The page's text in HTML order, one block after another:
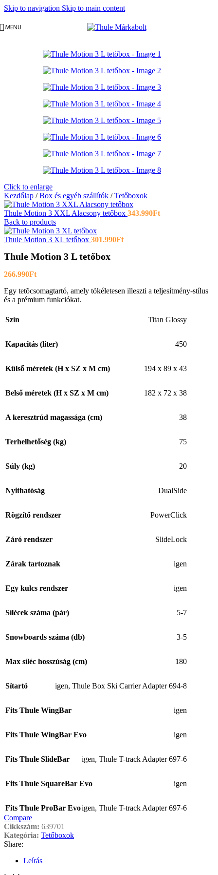
Skip to navigation Skip to main content
MENU
Click to enlarge
Kezdőlap / Box és egyéb szállítók / Tetőboxok
Thule Motion 3 XXL Alacsony tetőbox 343.990Ft
Back to products
Thule Motion 3 XL tetőbox 301.990Ft
Thule Motion 3 L tetőbox
266.990Ft
Egy tetõcsomagtartó, amely tökéletesen illeszti a teljesítmény-stílus
és a prémium funkciókat.
Szín Titan Glossy
Kapacitás (liter) 450
Külső méretek (H x SZ x M cm) 194 x 89 x 43
Belső méretek (H x SZ x M cm) 182 x 72 x 38
A keresztrúd magassága (cm) 38
Terhelhetőség (kg) 75
Súly (kg) 20
Nyithatóság DualSide
Rögzítő rendszer PowerClick
Záró rendszer SlideLock
Zárak tartoznak igen
Egy kulcs rendszer igen
Sílécek száma (pár) 5-7
Snowboards száma (db) 3-5
Max síléc hosszúság (cm) 180
Sítartó igen, Thule Box Ski Carrier Adapter 694-8
Fits Thule WingBar igen
Fits Thule WingBar Evo igen
Fits Thule SlideBar igen, Thule T-track Adapter 697-6
Fits Thule SquareBar Evo igen
Fits Thule ProBar Evoigen, Thule T-track Adapter 697-6
Compare
Cikkszám: 639701
Kategória: Tetőboxok
Share:
Leírás